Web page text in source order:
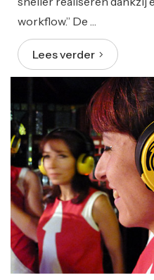
workflow.” De …
Lees verder